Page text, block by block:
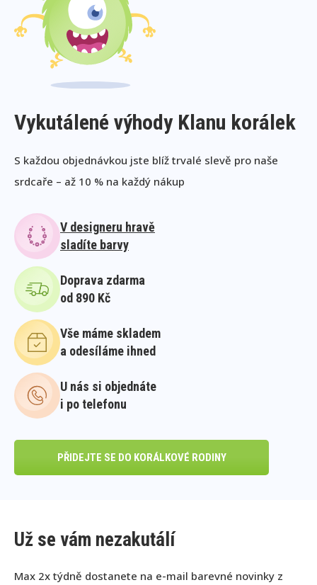
Vykutálené výhody Klanu korálek
S každou objednávkou jste blíž trvalé slevě pro naše
srdcaře – až 10 % na každý nákup
V designeru hravě
sladíte barvy
Doprava zdarma
od 890 Kč
Vše máme skladem
a odesíláme ihned
U nás si objednáte
i po telefonu
PŘIDEJTE SE DO KORÁLKOVÉ RODINY
Už se vám nezakutálí
Max 2x týdně dostanete na e-mail barevné novinky z